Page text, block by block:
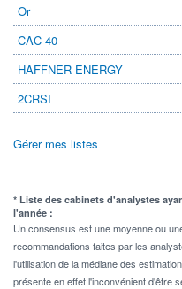
Or
CAC 40
HAFFNER ENERGY
2CRSI
Gérer mes listes
* Liste des cabinets d'analystes
l'année :
Un consensus est une moyenne ou
recommandations faites par les
l'utilisation de la médiane des
présente en effet l'inconvénient d'être